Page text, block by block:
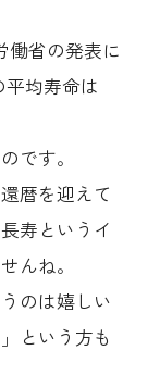
働省の発表に
平均寿命は
です。
暦を迎えて
寿というイ
んね。
のは嬉しい
という方も